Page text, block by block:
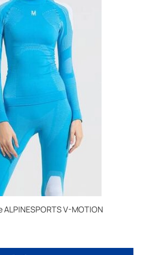
плоские швы на
- Термобелье V-Motion
форму тела, плотно сидит не
движений,
и создает максимум
при активном образе жизни, при
мышцы.
бактерий, очень приятно
антистатичное
V-MOTION